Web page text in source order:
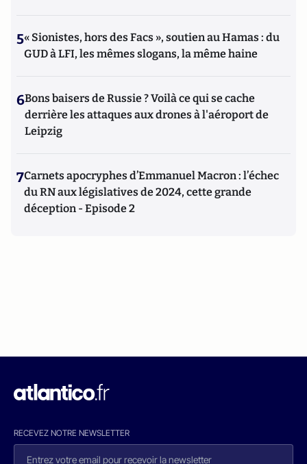
5« Sionistes, hors des Facs », soutien au Hamas : du
GUD à LFI, les mêmes slogans, la même haine
6Bons baisers de Russie ? Voilà ce qui se cache
derrière les attaques aux drones à l'aéroport de
Leipzig
7Carnets apocryphes d’Emmanuel Macron : l’échec
du RN aux législatives de 2024, cette grande
déception - Episode 2
RECEVEZ NOTRE NEWSLETTER